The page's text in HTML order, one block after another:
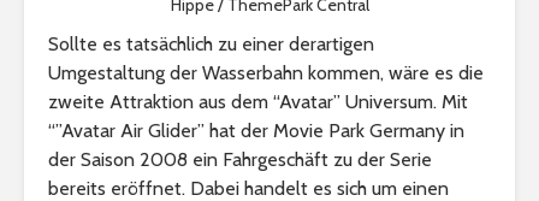
Sollte es tatsächlich zu einer derartigen
Umgestaltung der Wasserbahn kommen, wäre es die
zweite Attraktion aus dem “Avatar” Universum. Mit
“”Avatar Air Glider” hat der Movie Park Germany in
der Saison 2008 ein Fahrgeschäft zu der Serie
bereits eröffnet. Dabei handelt es sich um einen